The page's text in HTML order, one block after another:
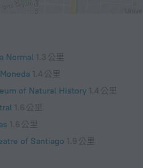
Normal 1.3 公里
1.4 公里
of Natural History 1.4 公里
1.6 公里
1.6 公里
of Santiago 1.9 公里